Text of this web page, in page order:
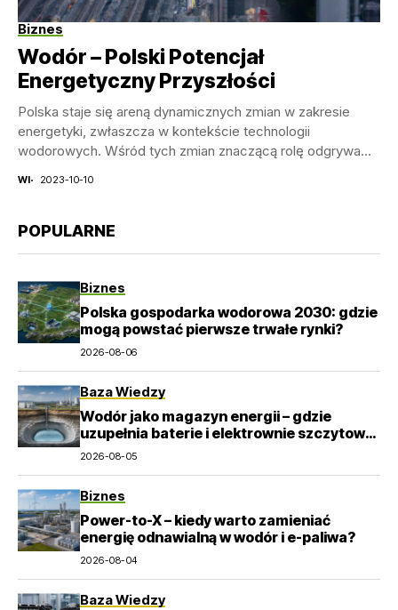
Biznes
Wodór – Polski Potencjał
Energetyczny Przyszłości
Polska staje się areną dynamicznych zmian w zakresie
energetyki, zwłaszcza w kontekście technologii
wodorowych. Wśród tych zmian znaczącą rolę odgrywa
WI 2023-10-10
POPULARNE
Biznes
Polska gospodarka wodorowa 2030: gdzie
mogą powstać pierwsze trwałe rynki?
2026-08-06
Baza Wiedzy
Wodór jako magazyn energii – gdzie
uzupełnia baterie i elektrownie szczytowo-
pompowe?
2026-08-05
Biznes
Power-to-X – kiedy warto zamieniać
energię odnawialną w wodór i e-paliwa?
2026-08-04
Baza Wiedzy